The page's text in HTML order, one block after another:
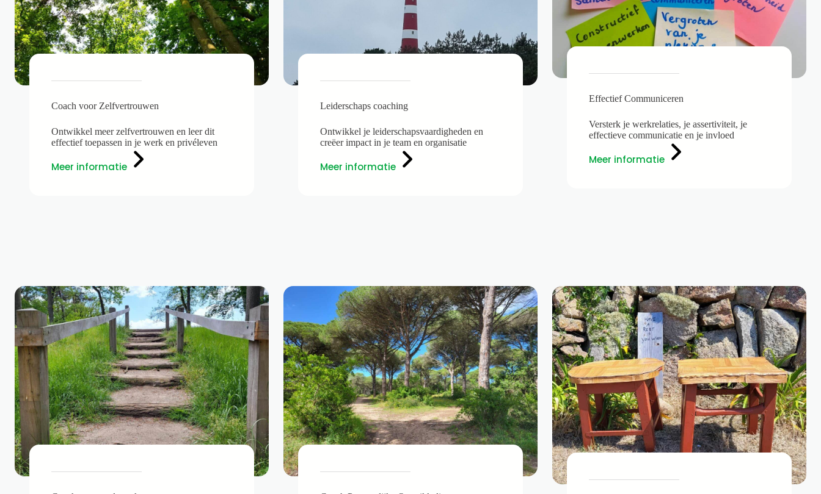
Coach voor Zelfvertrouwen
Ontwikkel meer zelfvertrouwen en leer dit
effectief toepassen in je werk en privéleven
Meer informatie
Leiderschaps coaching
Ontwikkel je leiderschapsvaardigheden en
creëer impact in je team en organisatie
Meer informatie
Effectief Communiceren
Versterk je werkrelaties, je assertiviteit, je
effectieve communicatie en je invloed
Meer informatie